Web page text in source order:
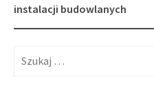
instalacji budowlanych